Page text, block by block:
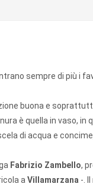
sempre di più i
buona e
è quella in vaso,
di acqua e
Fabrizio Zambello,
a Villamarzana -.